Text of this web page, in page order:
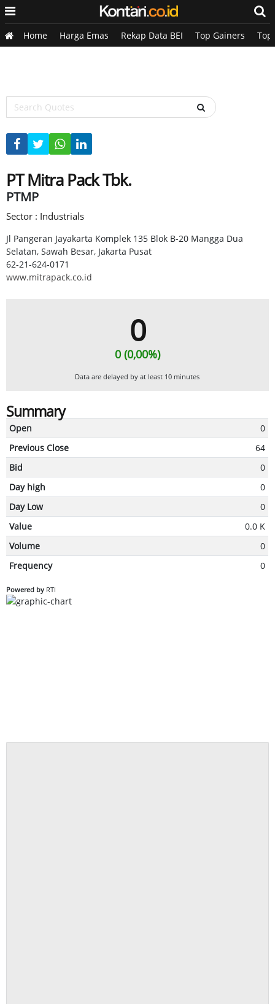
Home Harga Emas Rekap Data BEI Top Gainers Top
PT Mitra Pack Tbk.
PTMP
Sector : Industrials
Jl Pangeran Jayakarta Komplek 135 Blok B-20 Mangga Dua
Selatan, Sawah Besar, Jakarta Pusat
62-21-624-0171
www.mitrapack.co.id
0
0 (0,00%)
Data are delayed by at least 10 minutes
Summary
Open
0
Previous Close
64
Bid
0
Day high
0
Day Low
0
Value
0.0 K
Volume
0
Frequency
0
Powered by RTI